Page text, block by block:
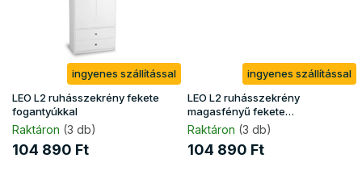
ingyenes szállítással
LEO L2 ruhásszekrény fekete
fogantyúkkal
Raktáron (3 db)
104 890 Ft
ingyenes szállítással
LEO L2 ruhásszekrény
magasfényű fekete
fogantyúkkal
Raktáron (3 db)
104 890 Ft